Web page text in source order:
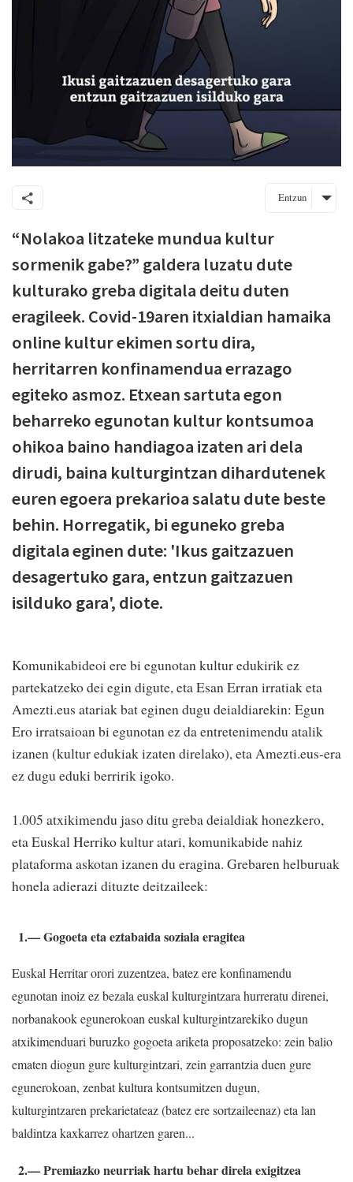
Entzun
“Nolakoa litzateke mundua kultur
sormenik gabe?” galdera luzatu dute
kulturako greba digitala deitu duten
eragileek. Covid-19aren itxialdian hamaika
online kultur ekimen sortu dira,
herritarren konfinamendua errazago
egiteko asmoz. Etxean sartuta egon
beharreko egunotan kultur kontsumoa
ohikoa baino handiagoa izaten ari dela
dirudi, baina kulturgintzan dihardutenek
euren egoera prekarioa salatu dute beste
behin. Horregatik, bi eguneko greba
digitala eginen dute: 'Ikus gaitzazuen
desagertuko gara, entzun gaitzazuen
isilduko gara', diote.
Komunikabideoi ere bi egunotan kultur edukirik ez
partekatzeko dei egin digute, eta Esan Erran irratiak eta
Amezti.eus atariak bat eginen dugu deialdiarekin: Egun
Ero irratsaioan bi egunotan ez da entretenimendu atalik
izanen (kultur edukiak izaten direlako), eta Amezti.eus-era
ez dugu eduki berririk igoko.
1.005 atxikimendu jaso ditu greba deialdiak honezkero,
eta Euskal Herriko kultur atari, komunikabide nahiz
plataforma askotan izanen du eragina. Grebaren helburuak
honela adierazi dituzte deitzaileek:
1.— Gogoeta eta eztabaida soziala eragitea
Euskal Herritar orori zuzentzea, batez ere konfinamendu
egunotan inoiz ez bezala euskal kulturgintzara hurreratu direnei,
norbanakook egunerokoan euskal kulturgintzarekiko dugun
atxikimenduari buruzko gogoeta ariketa proposatzeko: zein balio
ematen diogun gure kulturgintzari, zein garrantzia duen gure
egunerokoan, zenbat kultura kontsumitzen dugun,
kulturgintzaren prekarietateaz (batez ere sortzaileenaz) eta lan
baldintza kaxkarrez ohartzen garen...
2.— Premiazko neurriak hartu behar direla exigitzea